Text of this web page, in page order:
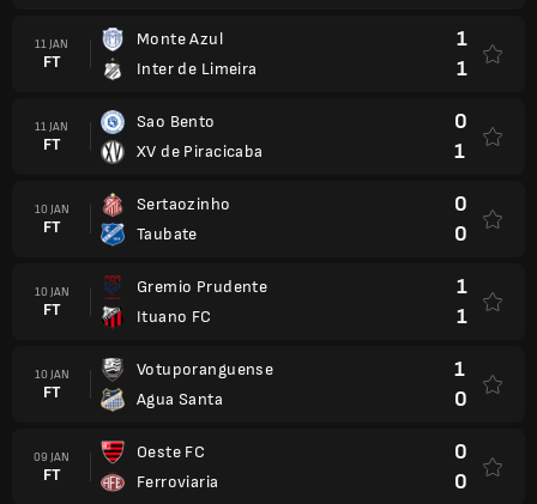
11 JAN
FT
Monte Azul
Inter de Limeira
1
1
11 JAN
FT
Sao Bento
XV de Piracicaba
0
1
10 JAN
FT
Sertaozinho
Taubate
0
0
10 JAN
FT
Gremio Prudente
Ituano FC
1
1
10 JAN
FT
Votuporanguense
Agua Santa
1
0
09 JAN
FT
Oeste FC
Ferroviaria
0
0